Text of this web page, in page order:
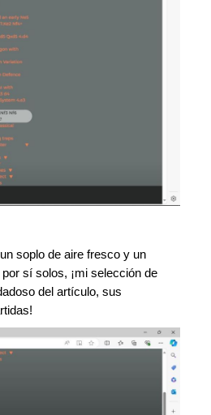
soplo de aire fresco y un
sí solos, ¡mi selección de
del artículo, sus